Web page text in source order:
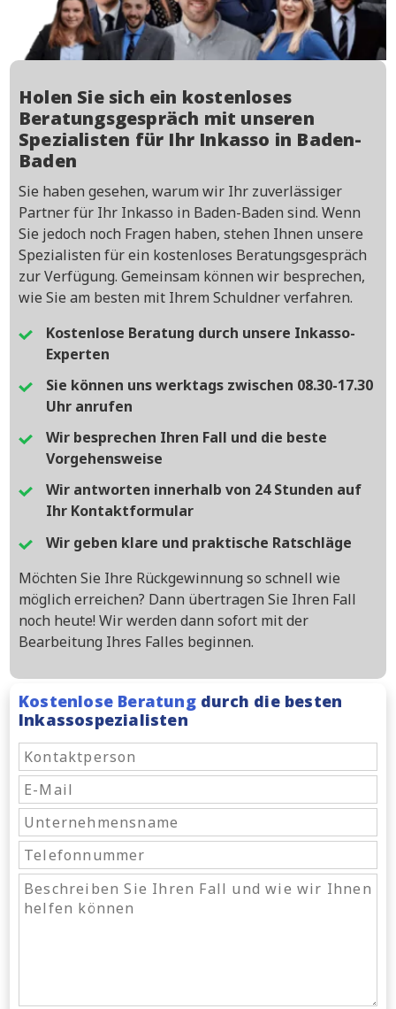
Holen Sie sich ein kostenloses
Beratungsgespräch mit unseren
Spezialisten für Ihr Inkasso in Baden-
Baden
Sie haben gesehen, warum wir Ihr zuverlässiger
Partner für Ihr Inkasso in Baden-Baden sind. Wenn
Sie jedoch noch Fragen haben, stehen Ihnen unsere
Spezialisten für ein kostenloses Beratungsgespräch
zur Verfügung. Gemeinsam können wir besprechen,
wie Sie am besten mit Ihrem Schuldner verfahren.
Kostenlose Beratung durch unsere Inkasso-
Experten
Sie können uns werktags zwischen 08.30-17.30
Uhr anrufen
Wir besprechen Ihren Fall und die beste
Vorgehensweise
Wir antworten innerhalb von 24 Stunden auf
Ihr Kontaktformular
Wir geben klare und praktische Ratschläge
Möchten Sie Ihre Rückgewinnung so schnell wie
möglich erreichen? Dann übertragen Sie Ihren Fall
noch heute! Wir werden dann sofort mit der
Bearbeitung Ihres Falles beginnen.
Kostenlose Beratungdurch die besten
Inkassospezialisten